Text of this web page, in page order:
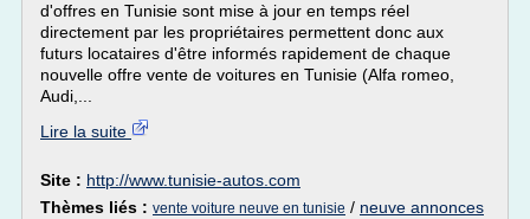
d'offres en Tunisie sont mise à jour en temps réel
directement par les propriétaires permettent donc aux
futurs locataires d'être informés rapidement de chaque
nouvelle offre vente de voitures en Tunisie (Alfa romeo,
Audi,...
Lire la suite
Site : http://www.tunisie-autos.com
Thèmes liés : vente voiture neuve en tunisie / neuve annonces